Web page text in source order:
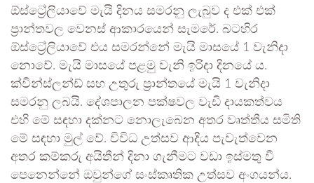
ඕස්ට්‍රේලියාවේ මැයි දිනය සමරනු ලැබුව ද එක් එක්
ප්‍රාන්තවල වෙනස් ආකාරයෙන් සැමරේ. බටහිර
ඕස්ට්‍රේලියාවේ එය සමරන්නේ මැයි මාසයේ 1 වැනිදා
නොවේ. මැයි මාසයේ පළමු වැනි ඉරිදා දිනයේ ය.
ක්වීන්ස්ලන්ඩ් සහ උතුරු ප්‍රාන්තයේ මැයි 1 වැනිදා
සමරනු ලබයි. දේශපාලන පක්ෂවල වැඩි දායකත්වය
එහි මේ සඳහා දක්නට නොලැබෙන අතර වෘත්තීය සමිති
මේ සඳහා මුල් වේ. විවිධ උත්සව ආදිය පැවැත්වෙන
අතර කම්කරු අයිතීන් දිනා ගැනීමට වඩා ඉස්මතු වී
පෙනෙන්නේ ඔවුන්ගේ සංස්කෘතික උත්සව අංගයන්ය.